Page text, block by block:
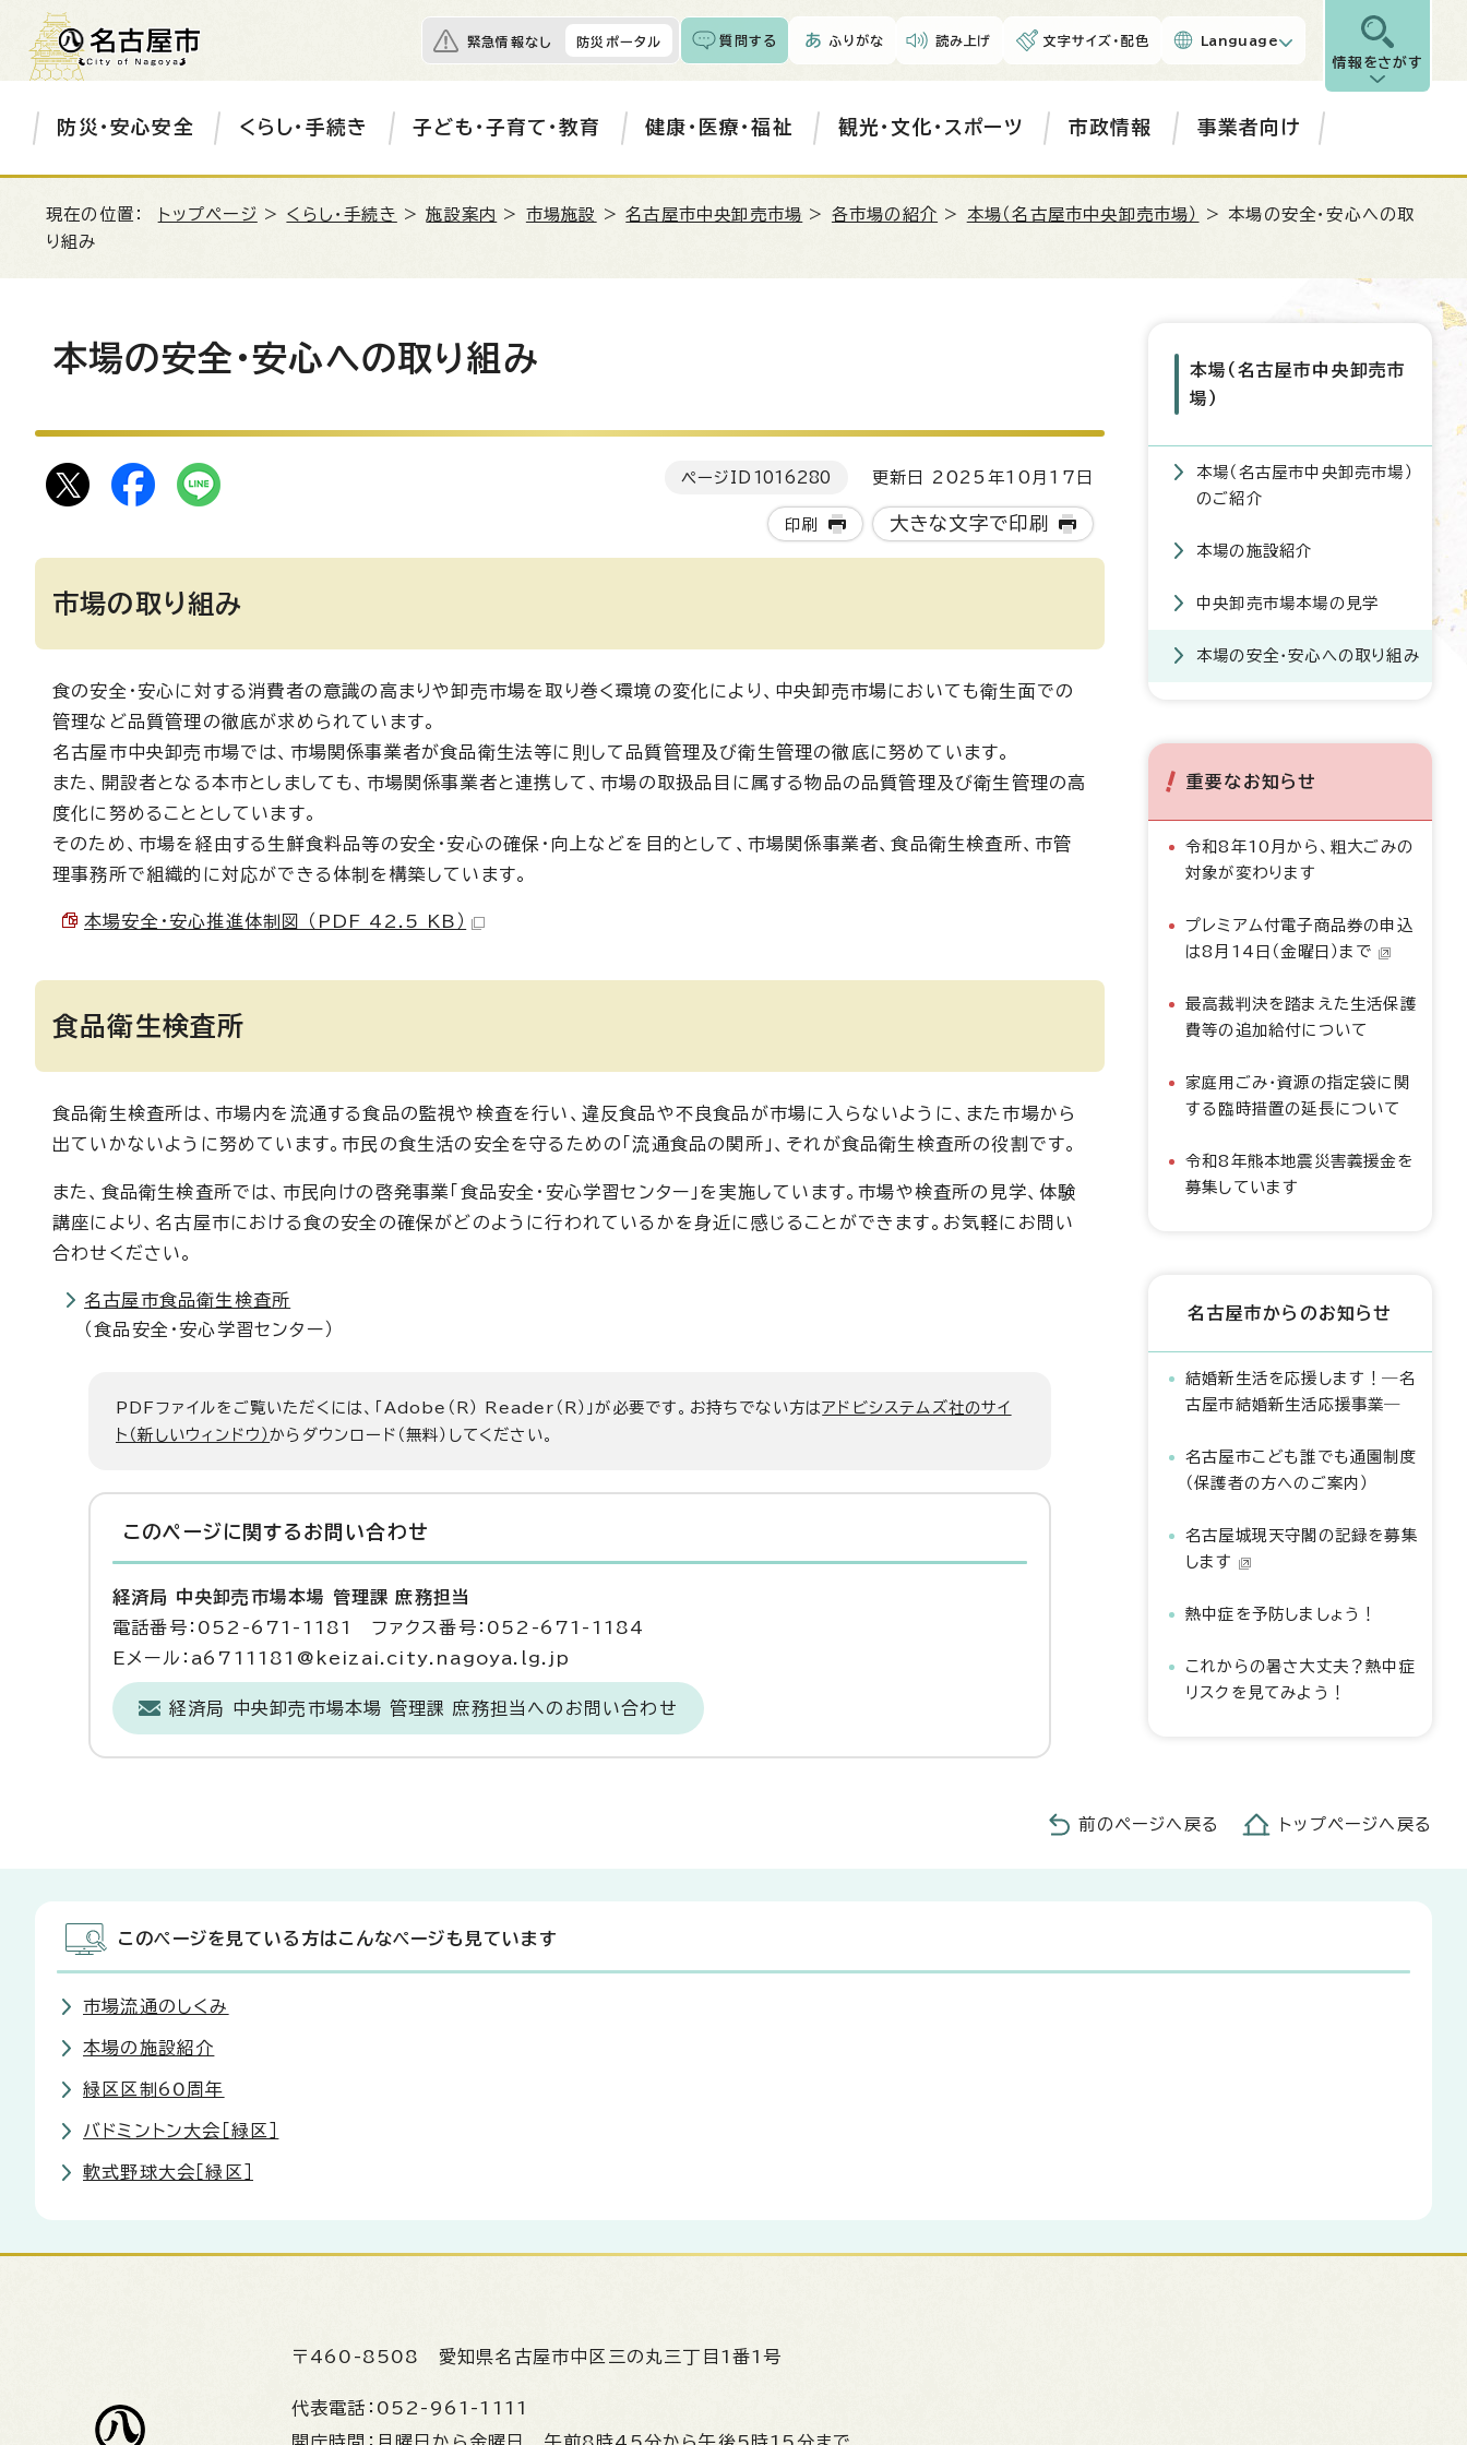
緊急情報なし 防災ポータル 質問する ふりがな 読み上げ 文字サイズ・配色 Language
情報をさがす
防災・安心安全 くらし・手続き 子ども・子育て・教育 健康・医療・福祉 観光・文化・スポーツ 市政情報 事業者向け
現在の位置： トップページ > くらし・手続き >施設案内 > 市場施設 >名古屋市中央卸売市場 > 各市場の紹介 > 本場（名古屋市中央卸売市場）
> 本場の安全・安心への取
り組み
本場の安全・安心への取り組み
ページID 1016280 更新日 2025年10月17日
印刷 大きな文字で印刷
市場の取り組み
食の安全・安心に対する消費者の意識の高まりや卸売市場を取り巻く環境の変化により、中央卸売市場においても衛生面での
管理など品質管理の徹底が求められています。
名古屋市中央卸売市場では、市場関係事業者が食品衛生法等に則して品質管理及び衛生管理の徹底に努めています。
また、開設者となる本市としましても、市場関係事業者と連携して、市場の取扱品目に属する物品の品質管理及び衛生管理の高
度化に努めることとしています。
そのため、市場を経由する生鮮食料品等の安全・安心の確保・向上などを目的として、市場関係事業者、食品衛生検査所、市管
理事務所で組織的に対応ができる体制を構築しています。
本場安全・安心推進体制図 （PDF 42.5 KB）
食品衛生検査所
食品衛生検査所は、市場内を流通する食品の監視や検査を行い、違反食品や不良食品が市場に入らないように、また市場から
出ていかないように努めています。市民の食生活の安全を守るための「流通食品の関所」、それが食品衛生検査所の役割です。
また、食品衛生検査所では、市民向けの啓発事業「食品安全・安心学習センター」を実施しています。市場や検査所の見学、体験
講座により、名古屋市における食の安全の確保がどのように行われているかを身近に感じることができます。お気軽にお問い
合わせください。
名古屋市食品衛生検査所
（食品安全・安心学習センター）
PDFファイルをご覧いただくには、「Adobe（R） Reader（R）」が必要です。お持ちでない方はアドビシステムズ社のサイ
ト（新しいウィンドウ）からダウンロード（無料）してください。
このページに関する お問い合わせ
経済局 中央卸売市場本場 管理課 庶務担当
電話番号：052-671-1181 ファクス番号：052-671-1184
Eメール：a6711181@keizai.city.nagoya.lg.jp
経済局 中央卸売市場本場 管理課 庶務担当へのお問い合わせ
本場（名古屋市中央卸売市
場）
本場（名古屋市中央卸売市場）
のご紹介
本場の施設紹介
中央卸売市場本場の見学
本場の安全・安心への取り組み
重要なお知らせ
令和8年10月から、粗大ごみの
対象が変わります
プレミアム付電子商品券の申込
は8月14日（金曜日）まで
最高裁判決を踏まえた生活保護
費等の追加給付について
家庭用ごみ・資源の指定袋に関
する臨時措置の延長について
令和8年熊本地震災害義援金を
募集しています
名古屋市からのお知らせ
結婚新生活を応援します！―名
古屋市結婚新生活応援事業―
名古屋市こども誰でも通園制度
（保護者の方へのご案内）
名古屋城現天守閣の記録を募集
します
熱中症を予防しましょう！
これからの暑さ大丈夫？熱中症
リスクを見てみよう！
前のページへ戻る トップページへ戻る
このページを見ている方はこんなページも見ています
市場流通のしくみ
本場の施設紹介
緑区区制60周年
バドミントン大会［緑区］
軟式野球大会［緑区］
〒460-8508 愛知県名古屋市中区三の丸三丁目1番1号
代表電話： 052-961-1111